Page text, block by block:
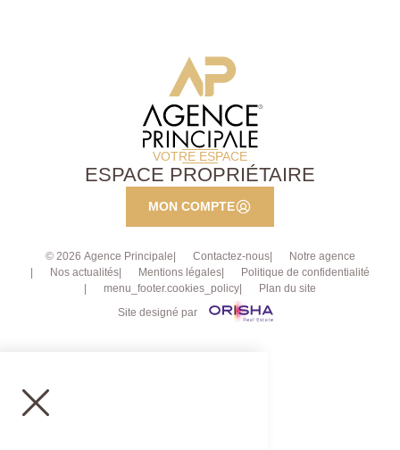
VOTRE ESPACE
ESPACE PROPRIÉTAIRE
MON COMPTE
© 2026 Agence Principale Contactez-nous
Notre agence
Nos actualités
Mentions légales
Politique de confidentialité
menu_footer.cookies_policy
Plan du site
Site designé par